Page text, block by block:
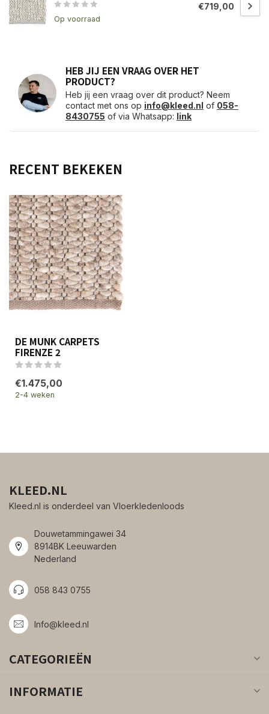
Op voorraad
€719,00
HEB JIJ EEN VRAAG OVER HET
PRODUCT?
Heb jij een vraag over dit product? Neem
contact met ons op info@kleed.nl of 058-
8430755 of via Whatsapp: link
RECENT BEKEKEN
DE MUNK CARPETS
FIRENZE 2
€1.475,00
2-4 weken
KLEED.NL
Kleed.nl is onderdeel van Vloerkledenloods
Douwetammingawei 34
8914BK Leeuwarden
Nederland
058 843 0755
Info@kleed.nl
CATEGORIEËN
INFORMATIE